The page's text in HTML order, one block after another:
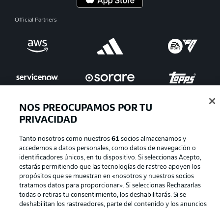
Official Partners
Gestionar las preferencias Declaracion de privacidad
Canales Trabajos
Jugadores Condiciones de uso
Sello Editorial Contacto
NOS PREOCUPAMOS POR TU
PRIVACIDAD
Tanto nosotros como nuestros61 socios almacenamos y
accedemos a datos personales, como datos de navegación o
identificadores únicos, en tu dispositivo. Si seleccionas Acepto,
estarás permitiendo que las tecnologías de rastreo apoyen los
propósitos que se muestran en «nosotros y nuestros socios
tratamos datos para proporcionar». Si seleccionas Rechazarlas
todas o retiras tu consentimiento, los deshabilitarás. Si se
deshabilitan los rastreadores, parte del contenido y los anuncios